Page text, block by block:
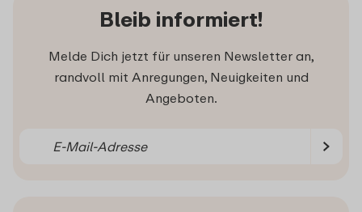
Bleib informiert!
Melde Dich jetzt für unseren Newsletter an,
randvoll mit Anregungen, Neuigkeiten und
Angeboten.